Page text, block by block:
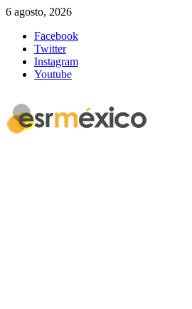
6 agosto, 2026
Facebook
Twitter
Instagram
Youtube